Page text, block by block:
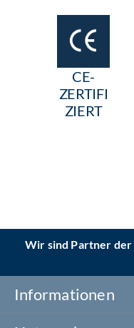
CE-
ZERTIFI
ZIERT
Wir sind Partner
Informationen